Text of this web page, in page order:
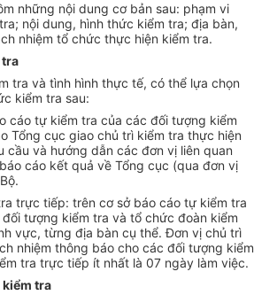
những nội dung cơ bản sau: phạm vi
nội dung, hình thức kiểm tra; địa bàn,
nhiệm tổ chức thực hiện kiểm tra.
tra
tra và tình hình thực tế, có thể lựa chọn
kiểm tra sau:
cáo tự kiểm tra của các đối tượng kiểm
Tổng cục giao chủ trì kiểm tra thực hiện
cầu và hướng dẫn các đơn vị liên quan
cáo kết quả về Tổng cục (qua đơn vị
trực tiếp: trên cơ sở báo cáo tự kiểm tra
tượng kiểm tra và tổ chức đoàn kiểm
vực, từng địa bàn cụ thể.Đơn vị chủ trì
nhiệm thông báo cho các đối tượng kiểm
tra trực tiếp ít nhất là 07 ngày làm việc.
kiểm tra